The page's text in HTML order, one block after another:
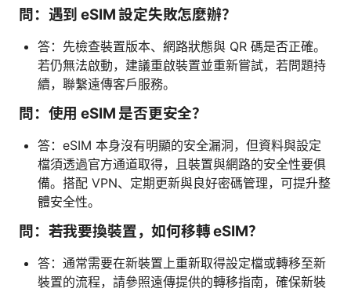
問：遇到 eSIM 設定失敗怎麼辦？
答：先檢查裝置版本、網路狀態與 QR 碼是否正確。
若仍無法啟動，建議重啟裝置並重新嘗試，若問題持
續，聯繫遠傳客戶服務。
問：使用 eSIM 是否更安全？
答：eSIM 本身沒有明顯的安全漏洞，但資料與設定
檔須透過官方通道取得，且裝置與網路的安全性要俱
備。搭配 VPN、定期更新與良好密碼管理，可提升整
體安全性。
問：若我要換裝置，如何移轉 eSIM？
答：通常需要在新裝置上重新取得設定檔或轉移至新
裝置的流程，請參照遠傳提供的轉移指南，確保新裝